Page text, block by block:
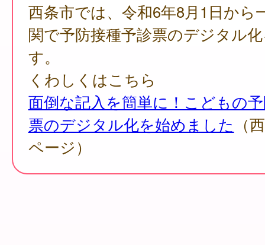
西条市では、令和6年8月1日から
関で予防接種予診票のデジタル
す。
くわしくはこちら
面倒な記入を簡単に！こどもの
票のデジタル化を始めました （
ページ）